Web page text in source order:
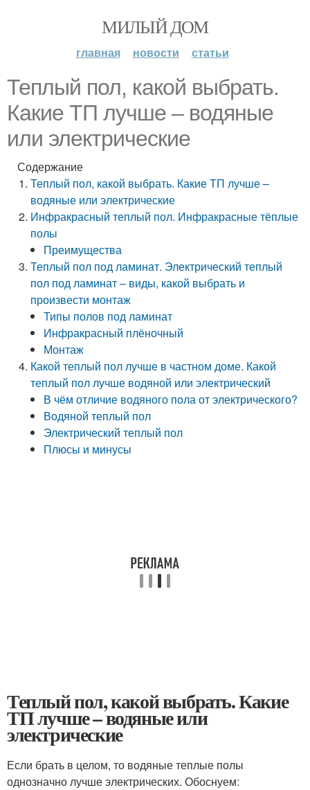
МИЛЫЙ ДОМ
главная новости статьи
Теплый пол, какой выбрать.
Какие ТП лучше – водяные
или электрические
Содержание
Теплый пол, какой выбрать. Какие ТП лучше –
водяные или электрические
Инфракрасный теплый пол. Инфракрасные тёплые
полы
Преимущества
Теплый пол под ламинат. Электрический теплый
пол под ламинат – виды, какой выбрать и
произвести монтаж
Типы полов под ламинат
Инфракрасный плёночный
Монтаж
Какой теплый пол лучше в частном доме. Какой
теплый пол лучше водяной или электрический
В чём отличие водяного пола от электрического?
Водяной теплый пол
Электрический теплый пол
Плюсы и минусы
Теплый пол, какой выбрать. Какие
ТП лучше – водяные или
электрические
Если брать в целом, то водяные теплые полы
однозначно лучше электрических. Обоснуем: